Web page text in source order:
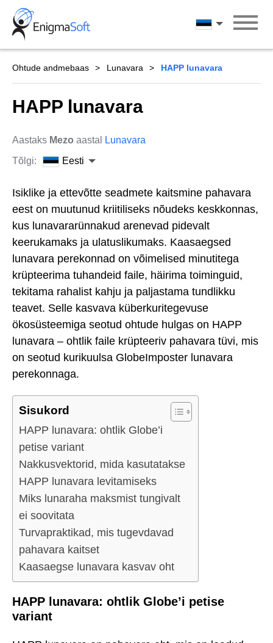
Skip
content
Eesti
Ohtude andmebaas Lunavara HAPP lunavara
HAPP lunavara
Aastaks Mezo aastal
Lunavara
Tõlgi:
Eesti
Isiklike ja ettevõtte seadmete kaitsmine pahavara
eest on muutunud kriitiliseks nõudeks keskkonnas,
kus lunavararünnakud arenevad pidevalt
keerukamaks ja ulatuslikumaks. Kaasaegsed
lunavara perekonnad on võimelised minutitega
krüpteerima tuhandeid faile, häirima toiminguid,
tekitama rahalist kahju ja paljastama tundlikku
teavet. Selle kasvava küberkuritegevuse
ökosüsteemiga seotud ohtude hulgas on HAPP
lunavara – ohtlik faile krüpteeriv pahavara tüvi, mis
on seotud kurikuulsa GlobeImposter lunavara
perekonnaga.
Sisukord
HAPP lunavara: ohtlik Globe’i
petise variant
Nakkusvektorid, mida kasutatakse
HAPP lunavara levitamiseks
Miks lunaraha maksmist tungivalt
ei soovitata
Turvapraktikad, mis tugevdavad
pahavara kaitset
Kaasaegse lunavara kasvav oht
HAPP lunavara: ohtlik Globe’i petise
variant